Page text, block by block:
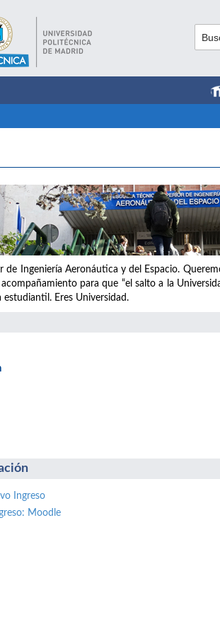
de Ingeniería Aeronáutica y del Espacio.
para que “el salto a la
Eres Universidad.
Ingreso
Moodle